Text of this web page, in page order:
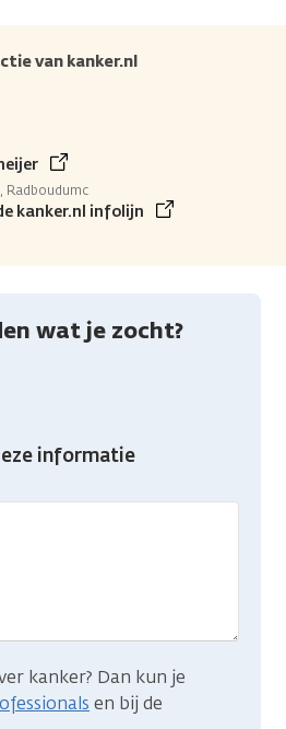
van kanker.nl
kanker.nl infolijn
wat je zocht?
informatie
kanker? Dan kun je
en bij de